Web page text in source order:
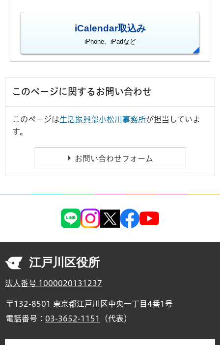
iCalendar取込み
iPhone、iPadなど
このページに関するお問い合わせ
このページは生活振興部小松川事務所が担当していま
す。
江戸川区役所
法人番号 1000020131237
〒132-8501 東京都江戸川区中央一丁目4番1号
電話番号： 03-3652-1151 （代表）